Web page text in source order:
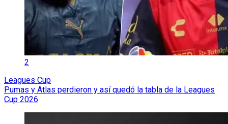
2
Leagues Cup
Pumas y Atlas perdieron y así quedó la tabla de la Leagues
Cup 2026